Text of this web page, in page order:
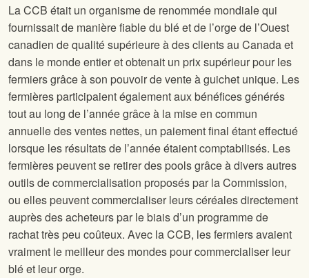
La CCB était un organisme de renommée mondiale qui
fournissait de manière fiable du blé et de l’orge de l’Ouest
canadien de qualité supérieure à des clients au Canada et
dans le monde entier et obtenait un prix supérieur pour les
fermiers grâce à son pouvoir de vente à guichet unique. Les
fermières participaient également aux bénéfices générés
tout au long de l’année grâce à la mise en commun
annuelle des ventes nettes, un paiement final étant effectué
lorsque les résultats de l’année étaient comptabilisés. Les
fermières peuvent se retirer des pools grâce à divers autres
outils de commercialisation proposés par la Commission,
ou elles peuvent commercialiser leurs céréales directement
auprès des acheteurs par le biais d’un programme de
rachat très peu coûteux. Avec la CCB, les fermiers avaient
vraiment le meilleur des mondes pour commercialiser leur
blé et leur orge.